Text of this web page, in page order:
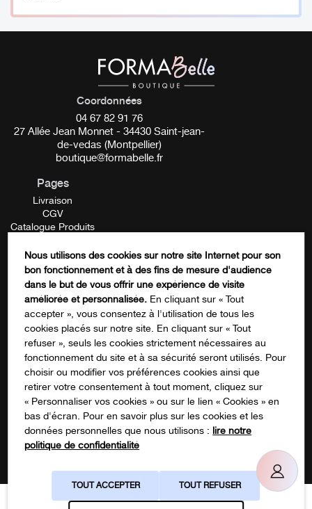
Phone
Ce champ n’est utilisé qu’à des fins de
validation et devrait rester inchangé.
S'inscrire à notre newsletter
Suivez-nous sur les réseaux !
Coordonnées
04 67 82 91 76
27 Allée Jean Monnet - 34430 Saint-jean-
de-vedas (Montpellier)
boutique@formabelle.fr
Pages
Livraison
CGV
Catalogue Produits
Contactez-nous
FORMATION
Gestion des cookies
Nous utilisons des cookies sur notre site Internet pour son
bon fonctionnement et à des fins de mesure d'audience
dans le but de vous offrir une expérience de visite
améliorée et personnalisée. En cliquant sur « Tout
accepter », vous consentez à l'utilisation de tous les
cookies placés sur notre site. En cliquant sur « Tout
refuser », seuls les cookies strictement nécessaires au
fonctionnement du site et à sa sécurité seront utilisés. Pour
choisir ou modifier vos préférences cookies ainsi que
retirer votre consentement à tout moment, cliquez sur
« Personnaliser vos cookies » ou sur le lien « Cookies » en
bas d'écran. Pour en savoir plus sur les cookies et les
données personnelles que nous utilisons :lire notre
politique de confidentialité
TOUT ACCEPTER TOUT REFUSER